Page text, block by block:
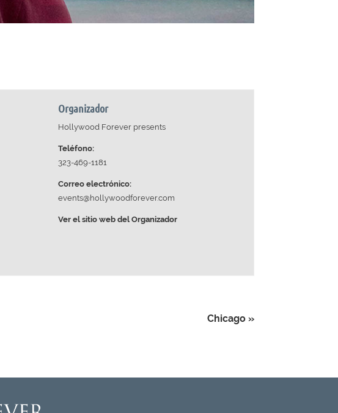
Organizador
Hollywood Forever presents
Teléfono:
323-469-1181
Correo electrónico:
events@hollywoodforever.com
Ver el sitio web del Organizador
Chicago »